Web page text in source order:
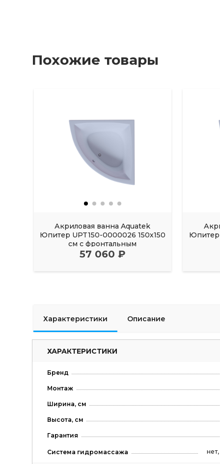
Похожие товары
Акриловая ванна Aquatek
Юпитер UPT150-0000026 150х150
см с фронтальным
57 060 ₽
Юпитер
Характеристики Описание
ХАРАКТЕРИСТИКИ
Бренд
Монтаж
Ширина, см
Высота, см
Гарантия
Система гидромассажа